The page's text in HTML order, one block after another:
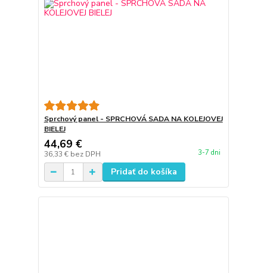
Sprchový panel - SPRCHOVÁ SADA NA KOLEJOVEJ
BIELEJ
44,69 €
36,33 € bez DPH 3-7 dni
Pridať do košíka